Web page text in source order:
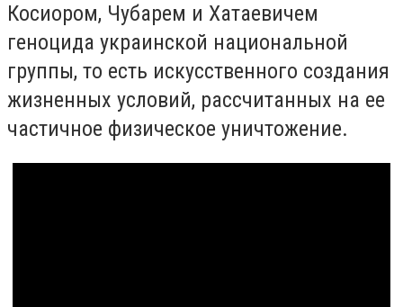
Косиором, Чубарем и Хатаевичем
геноцида украинской национальной
группы, то есть искусственного создания
жизненных условий, рассчитанных на ее
частичное физическое уничтожение.